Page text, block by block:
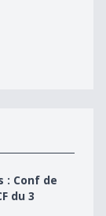
3 novembre
: Conf de
du 3